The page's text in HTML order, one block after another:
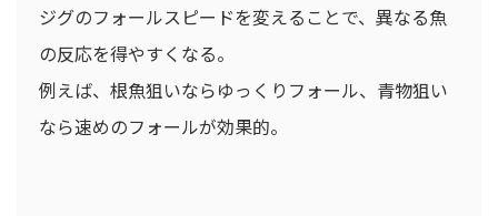
ジグのフォールスピードを変えることで、異なる魚
の反応を得やすくなる。
例えば、根魚狙いならゆっくりフォール、青物狙い
なら速めのフォールが効果的。